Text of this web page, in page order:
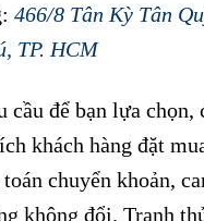
466/8 Tân Kỳ Tân
TP. HCM
để bạn lựa chọn,
khách hàng đặt
chuyển khoản,
không đổi. Tranh